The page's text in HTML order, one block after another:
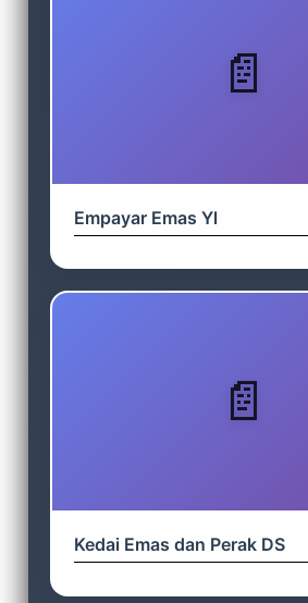
Empayar Emas Yl
Kedai Emas dan Perak DS